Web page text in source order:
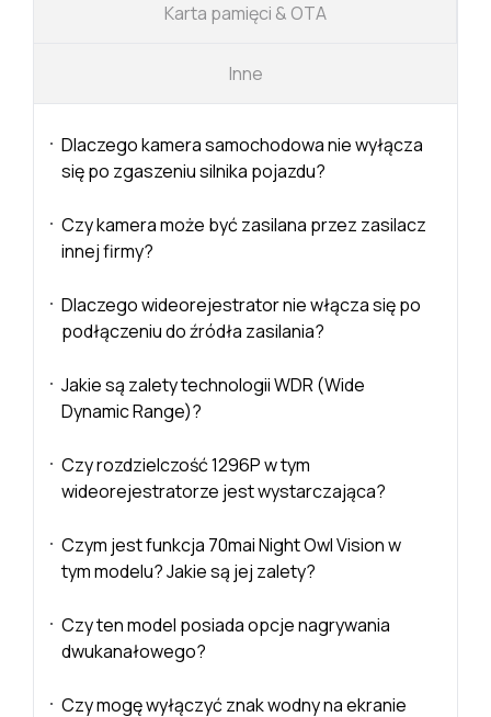
Karta pamięci & OTA
Inne
Dlaczego kamera samochodowa nie wyłącza
się po zgaszeniu silnika pojazdu?
Czy kamera może być zasilana przez zasilacz
innej firmy?
Dlaczego wideorejestrator nie włącza się po
podłączeniu do źródła zasilania?
Jakie są zalety technologii WDR (Wide
Dynamic Range)?
Czy rozdzielczość 1296P w tym
wideorejestratorze jest wystarczająca?
Czym jest funkcja 70mai Night Owl Vision w
tym modelu? Jakie są jej zalety?
Czy ten model posiada opcje nagrywania
dwukanałowego?
Czy mogę wyłączyć znak wodny na ekranie